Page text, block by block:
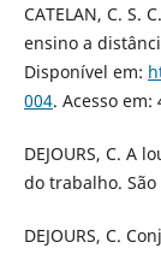
CATELAN, C.
ensino a
Disponível em:
004. Acesso em:
DEJOURS, C. A
do trabalho. São
DEJOURS, C.